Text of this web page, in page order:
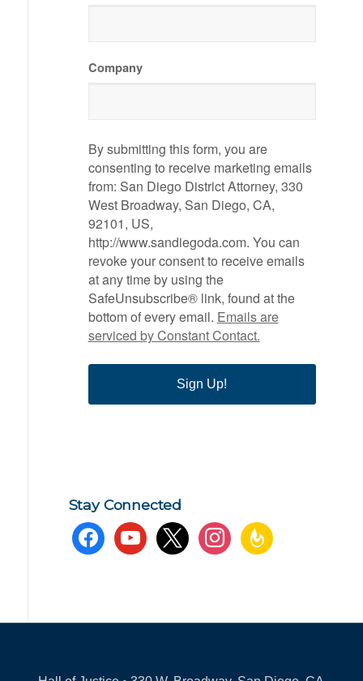
Company
By submitting this form, you are
consenting to receive marketing emails
from: San Diego District Attorney, 330
West Broadway, San Diego, CA,
92101, US,
http://www.sandiegoda.com. You can
revoke your consent to receive emails
at any time by using the
SafeUnsubscribe® link, found at the
bottom of every email. Emails are
serviced by Constant Contact.
Sign Up!
Stay Connected
facebookyoutube x instagramfeedburner